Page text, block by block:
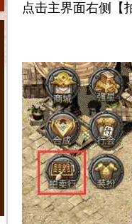
点击主界面右侧【